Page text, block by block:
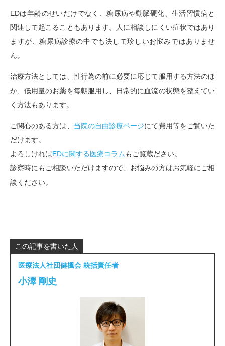
EDは年齢のせいだけでなく、糖尿病や動脈硬化、生活習慣病と
関連して起こることもあります。人に相談しにくい症状ではあり
ますが、糖尿病診療の中でも決して珍しいお悩みではありませ
ん。
治療方法としては、性行為の前に必要に応じて服用する方法のほ
か、低用量のお薬を毎朝服用し、日常的に血流の状態を整えてい
く方法もあります。
ご関心のある方は、 当院の自由診療ページにて費用等をご覧いた
だけます。
よろしければEDに関する医療コラム もご覧蔵ださい。
診察時にもご相談いただけますので、お悩みの方はお気軽にご相
談ください。
この記事を書いた人
医療法人社団健楓会 統括責任者
小澤 剛史